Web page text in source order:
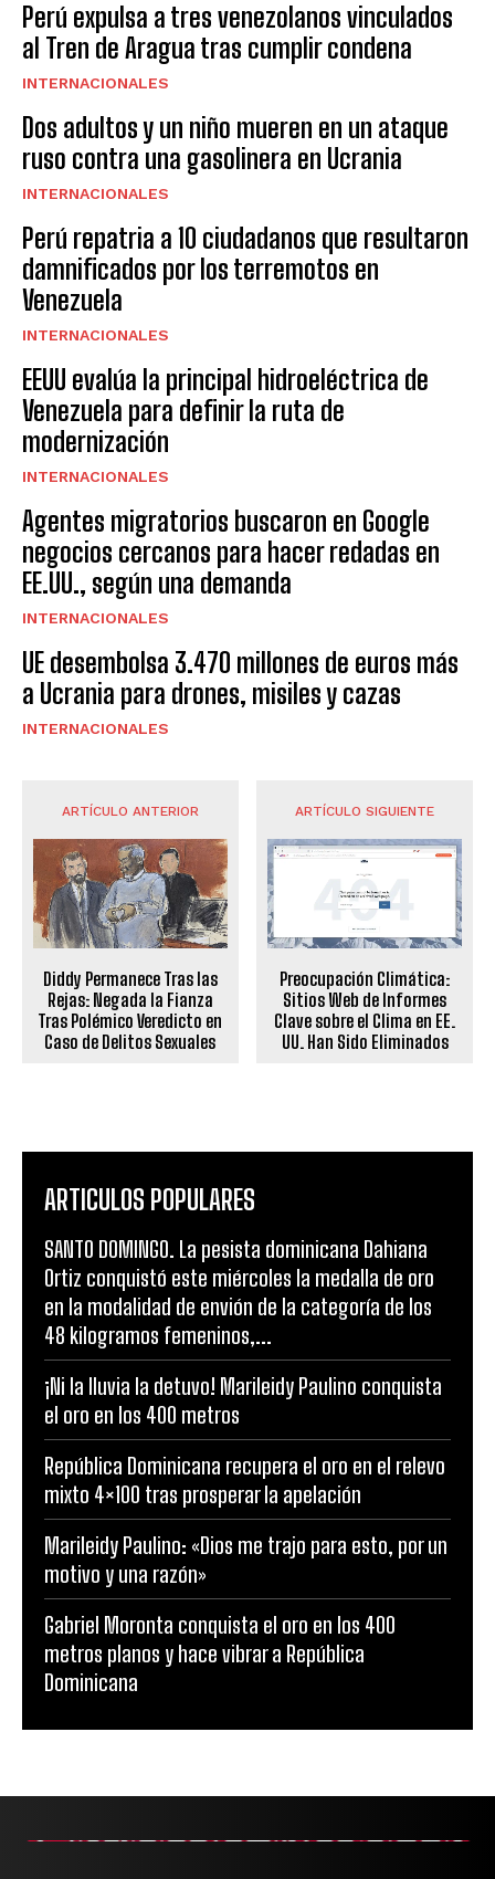
Perú expulsa a tres venezolanos vinculados
al Tren de Aragua tras cumplir condena
INTERNACIONALES
Dos adultos y un niño mueren en un ataque
ruso contra una gasolinera en Ucrania
INTERNACIONALES
Perú repatria a 10 ciudadanos que resultaron
damnificados por los terremotos en
Venezuela
INTERNACIONALES
EEUU evalúa la principal hidroeléctrica de
Venezuela para definir la ruta de
modernización
INTERNACIONALES
Agentes migratorios buscaron en Google
negocios cercanos para hacer redadas en
EE.UU., según una demanda
INTERNACIONALES
UE desembolsa 3.470 millones de euros más
a Ucrania para drones, misiles y cazas
INTERNACIONALES
ARTÍCULO ANTERIOR
Diddy Permanece Tras las
Rejas: Negada la Fianza
Tras Polémico Veredicto en
Caso de Delitos Sexuales
ARTÍCULO SIGUIENTE
Preocupación Climática:
Sitios Web de Informes
Clave sobre el Clima en EE.
UU. Han Sido Eliminados
ARTICULOS POPULARES
SANTO DOMINGO. La pesista dominicana Dahiana
Ortiz conquistó este miércoles la medalla de oro
en la modalidad de envión de la categoría de los
48 kilogramos femeninos,...
¡Ni la lluvia la detuvo! Marileidy Paulino conquista
el oro en los 400 metros
República Dominicana recupera el oro en el relevo
mixto 4×100 tras prosperar la apelación
Marileidy Paulino: «Dios me trajo para esto, por un
motivo y una razón»
Gabriel Moronta conquista el oro en los 400
metros planos y hace vibrar a República
Dominicana